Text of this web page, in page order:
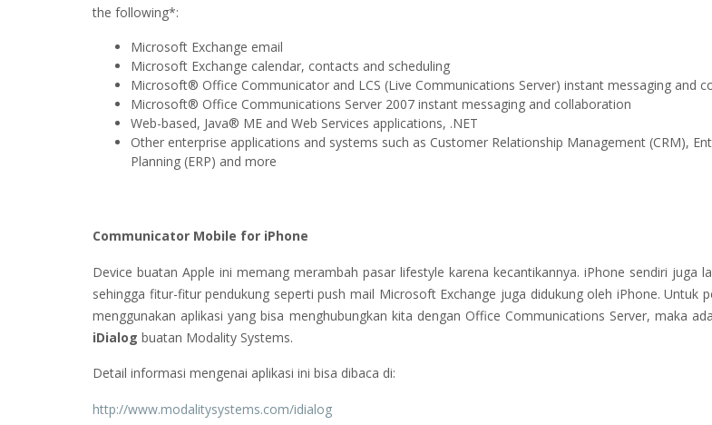
the following*:
Microsoft Exchange email
Microsoft Exchange calendar, contacts and scheduling
Microsoft® Office Communicator and LCS (Live Communications Server) instant messaging and
Microsoft® Office Communications Server 2007 instant messaging and collaboration
Web-based, Java® ME and Web Services applications, .NET
Other enterprise applications and systems such as Customer Relationship Management (CRM),
Planning (ERP) and more
Communicator Mobile for iPhone
Device buatan Apple ini memang merambah pasar lifestyle karena kecantikannya. iPhone sendiri juga
sehingga fitur-fitur pendukung seperti push mail Microsoft Exchange juga didukung oleh iPhone. Untuk
menggunakan aplikasi yang bisa menghubungkan kita dengan Office Communications Server, maka
iDialog buatan Modality Systems.
Detail informasi mengenai aplikasi ini bisa dibaca di:
http://www.modalitysystems.com/idialog